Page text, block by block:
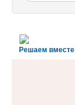
Решаем вместе